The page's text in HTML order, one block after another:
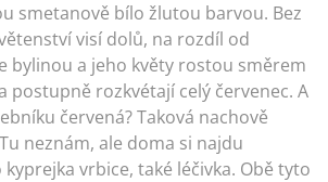
smetanově bílo žlutou barvou. Bez
visí dolů, na rozdíl od
bylinou a jeho květy rostou směrem
postupně rozkvétají celý červenec. A
červená? Taková nachově
neznám, ale doma si najdu
vrbice, také léčivka. Obě tyto